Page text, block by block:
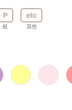
P
紙
etc
其他